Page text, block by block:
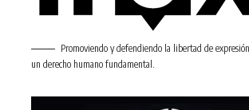
Promoviendo y defendiendo la libertad de
un derecho humano fundamental.